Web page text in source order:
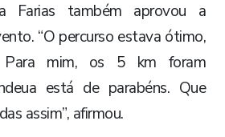
Farias também aprovou a
“O percurso estava ótimo,
mim, os 5 km foram
está de parabéns. Que
assim”, afirmou.